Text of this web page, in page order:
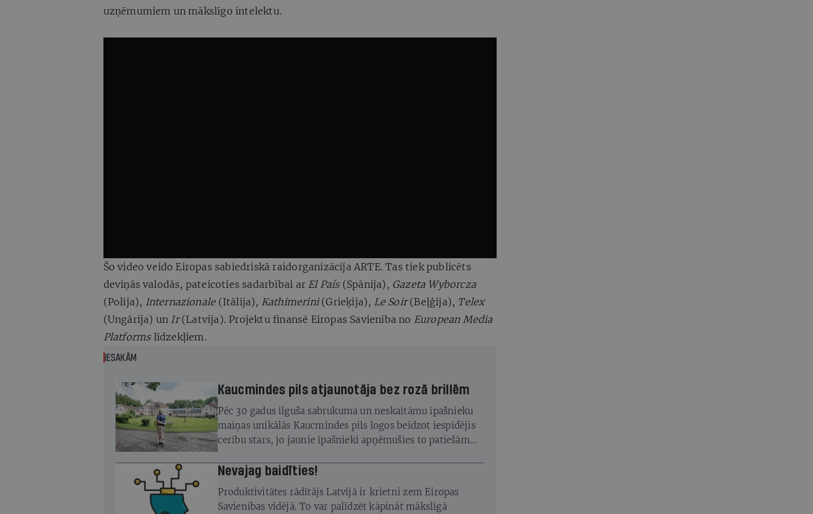
uzņēmumiem un mākslīgo intelektu.
Šo video veido Eiropas sabiedriskā raidorganizācija ARTE. Tas tiek publicēts
deviņās valodās, pateicoties sadarbībai ar El País(Spānija), Gazeta Wyborcza
(Polija), Internazionale(Itālija), Kathimerini(Grieķija), Le Soir(Beļģija), Telex
(Ungārija) un Ir(Latvija). Projektu finansē Eiropas Savienība no European Media
Platformslīdzekļiem.
IESAKĀM
Kaucmindes pils atjaunotāja bez rozā brillēm
Pēc 30 gadus ilguša sabrukuma un neskaitāmu īpašnieku
maiņas unikālās Kaucmindes pils logos beidzot iespīdējis
cerību stars, jo jaunie īpašnieki apņēmušies to patiešām
atjaunot
Nevajag baidīties!
Produktivitātes rādītājs Latvijā ir krietni zem Eiropas
Savienības vidējā. To var palīdzēt kāpināt mākslīgā